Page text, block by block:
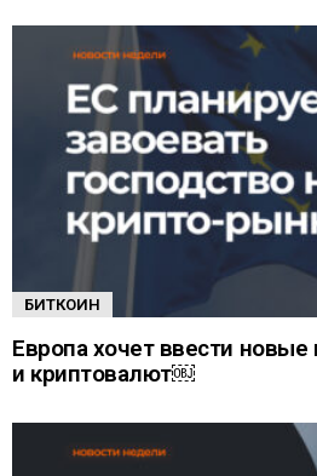
БИТКОИН
Европа хочет ввести
и криптовалют￼